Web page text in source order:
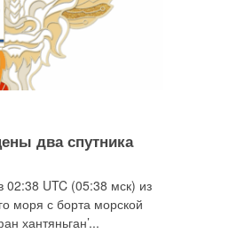
два спутника
02:38 UTC (05:38 мск) из
моря с борта морской
хантяньган’...